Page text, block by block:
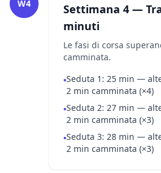
W4
Settimana 4 —
minuti
Le fasi di corsa
camminata.
•Seduta 1: 25 min —
2 min camminata (×4)
•Seduta 2: 27 min —
2 min camminata (×3)
•Seduta 3: 28 min —
2 min camminata (×3)